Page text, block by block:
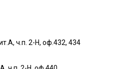
ч.п. 2-Н, оф.432, 434